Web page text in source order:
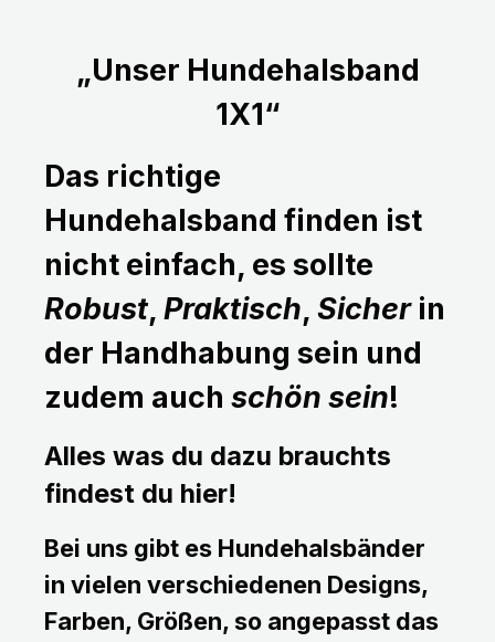
„Unser Hundehalsband
1X1“
Das richtige
Hundehalsband finden ist
nicht einfach, es sollte
Robust, Praktisch, Sicherin
der Handhabung sein und
zudem auch schön sein!
Alles was du dazu brauchts
findest du hier!
Bei uns gibt es Hundehalsbänder
in vielen verschiedenen Designs,
Farben, Größen, so angepasst das